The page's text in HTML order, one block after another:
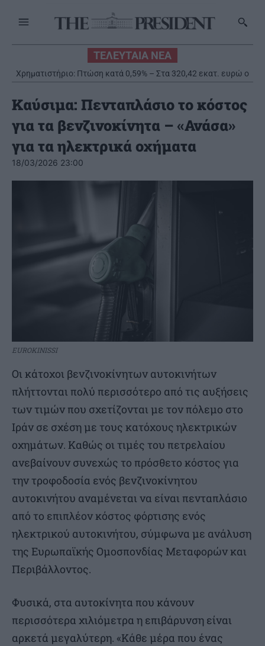
ΤΕΛΕΥΤΑΙΑ ΝΕΑ
Χρηματιστήριο: Πτώση κατά 0,59% – Στα 320,42 εκατ. ευρώ ο
τζίρος
Καύσιμα: Πενταπλάσιο το κόστος
για τα βενζινοκίνητα – «Ανάσα»
για τα ηλεκτρικά οχήματα
18/03/2026 23:00
EUROKINISSI
Οι κάτοχοι βενζινοκίνητων αυτοκινήτων
πλήττονται πολύ περισσότερο από τις αυξήσεις
των τιμών που σχετίζονται με τον πόλεμο στο
Ιράν σε σχέση με τους κατόχους ηλεκτρικών
οχημάτων. Καθώς οι τιμές του πετρελαίου
ανεβαίνουν συνεχώς το πρόσθετο κόστος για
την τροφοδοσία ενός βενζινοκίνητου
αυτοκινήτου αναμένεται να είναι πενταπλάσιο
από το επιπλέον κόστος φόρτισης ενός
ηλεκτρικού αυτοκινήτου, σύμφωνα με ανάλυση
της Ευρωπαϊκής Ομοσπονδίας Μεταφορών και
Περιβάλλοντος.
Φυσικά, στα αυτοκίνητα που κάνουν
περισσότερα χιλιόμετρα η επιβάρυνση είναι
αρκετά μεγαλύτερη. «Κάθε μέρα που ένας